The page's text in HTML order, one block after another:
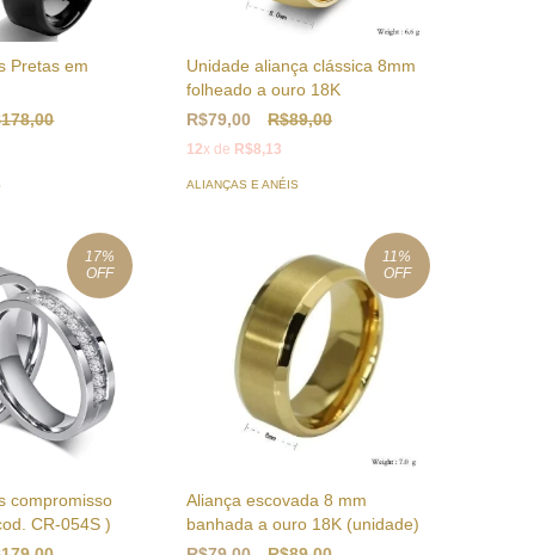
Pretas em
Unidade aliança clássica 8mm
folheado a ouro 18K
R$79,00
R$89,00
12x de R$8,13
ALIANÇAS E ANÉIS
17%
OFF
compromisso
CR-054S )
11%
OFF
Aliança escovada 8 mm
banhada a ouro 18K (unidade)